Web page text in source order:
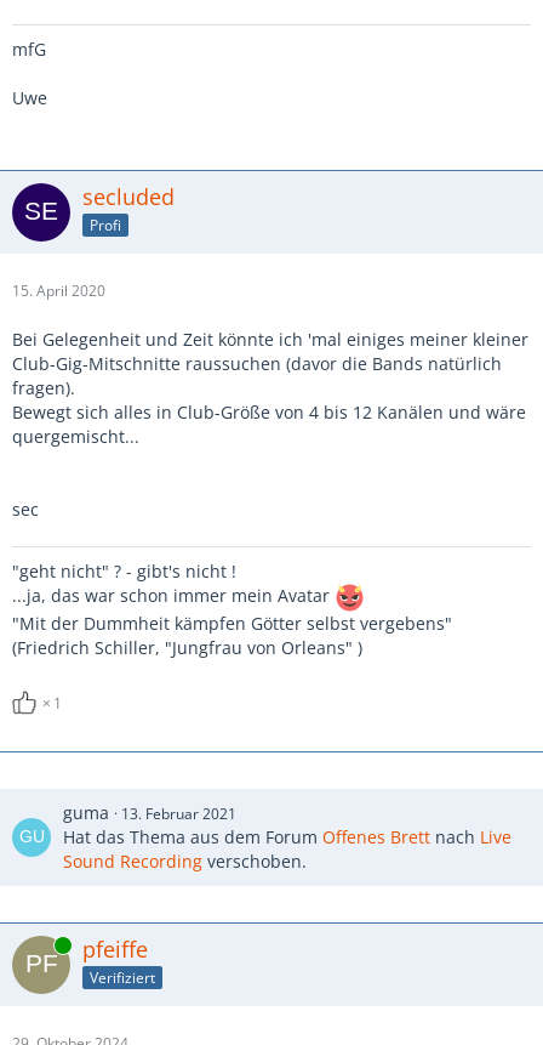
mfG
Uwe
secluded
Profi
15. April 2020
Bei Gelegenheit und Zeit könnte ich 'mal einiges meiner kleiner
Club-Gig-Mitschnitte raussuchen (davor die Bands natürlich
fragen).
Bewegt sich alles in Club-Größe von 4 bis 12 Kanälen und wäre
quergemischt...
sec
"geht nicht" ? - gibt's nicht !
...ja, das war schon immer mein Avatar
"Mit der Dummheit kämpfen Götter selbst vergebens"
(Friedrich Schiller, "Jungfrau von Orleans" )
1
guma 13. Februar 2021
Hat das Thema aus dem Forum Offenes Brett nach Live
Sound Recording verschoben.
Online pfeiffe
Verifiziert